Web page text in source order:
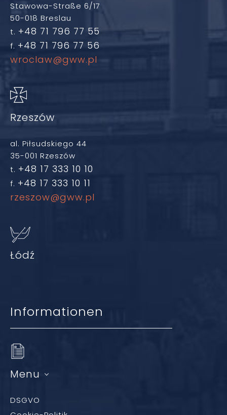
Stawowa-Straße 6/17
50-018 Breslau
t. +48 71 796 77 55
f. +48 71 796 77 56
wroclaw@gww.pl
Rzeszów
al. Piłsudskiego 44
35-001 Rzeszów
t. +48 17 333 10 10
f. +48 17 333 10 11
rzeszow@gww.pl
Łódź
Informationen
Menu
DSGVO